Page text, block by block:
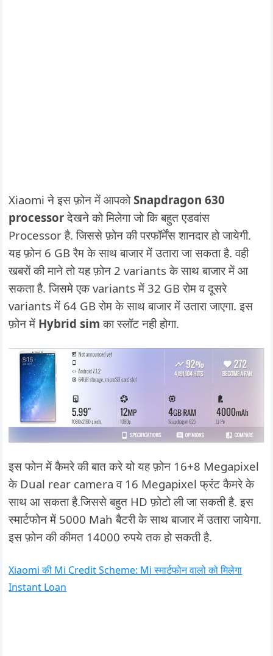
Xiaomi ने इस फ़ोन में आपकोSnapdragon 630
processorदेखने को मिलेगा जो कि बहुत एडवांस
Processor है. जिससे फ़ोन की परफॉर्मेंस शानदार हो जायेगी.
यह फ़ोन 6 GB रैम के साथ बाजार में उतारा जा सकता है. वही
खबरों की माने तो यह फ़ोन 2 variants के साथ बाजार में आ
सकता है. जिसमे एक variants में 32 GB रोम व दूसरे
variants में 64 GB रोम के साथ बाजार में उतारा जाएगा. इस
फ़ोन में Hybrid sim का स्लॉट नही होगा.
इस फोन में कैमरे की बात करे यो यह फ़ोन 16+8 Megapixel
के Dual rear camera व 16 Megapixel फ्रंट कैमरे के
साथ आ सकता है.जिससे बहुत HD फ़ोटो ली जा सकती है. इस
स्मार्टफोन में 5000 Mah बैटरी के साथ बाजार में उतारा जायेगा.
इस फ़ोन की कीमत 14000 रुपये तक हो सकती है.
Xiaomi की Mi Credit Scheme: Mi स्मार्टफोन वालो को मिलेगा
Instant Loan